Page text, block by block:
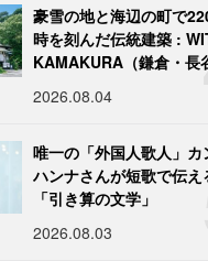
豪雪の地と海辺の町で
時を刻んだ伝統建築 :
KAMAKURA（鎌倉・長
2026.08.04
唯一の「外国人歌人」カ
ハンナさんが短歌で伝え
「引き算の文学」
2026.08.03